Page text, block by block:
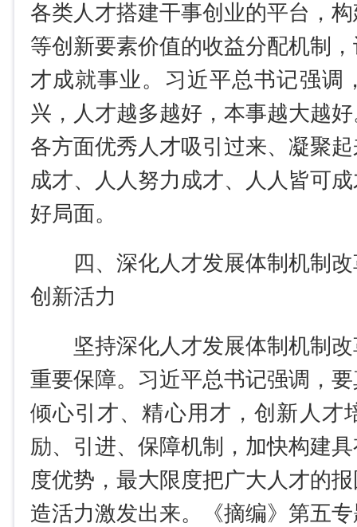
各类人才搭建干事创业的平台，
等创新要素价值的收益分配机制
才成就事业。习近平总书记强调
兴，人才越多越好，本事越大越
各方面优秀人才吸引过来、凝聚
成才、人人努力成才、人人皆可
好局面。
四、深化人才发展体制机制
创新活力
坚持深化人才发展体制机制改
重要保障。习近平总书记强调，
倾心引才、精心用才，创新人才
励、引进、保障机制，加快构建
度优势，最大限度把广大人才的
造活力激发出来。《摘编》第五